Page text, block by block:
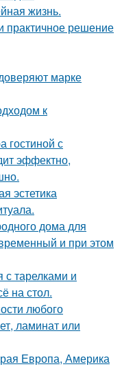
жизнь.
практичное решение
марке
к
гостиной с
эффектно,
эстетика
дома для
и при этом
тарелками и
на стол.
любого
ламинат или
Европа, Америка